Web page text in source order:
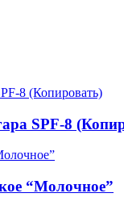
SPF-8
“Молочное”